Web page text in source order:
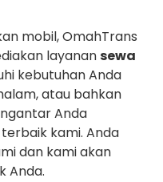
mobil, OmahTrans
layanansewa
kebutuhan Anda
atau bahkan
Anda
kami. Anda
dan kami akan
Anda.